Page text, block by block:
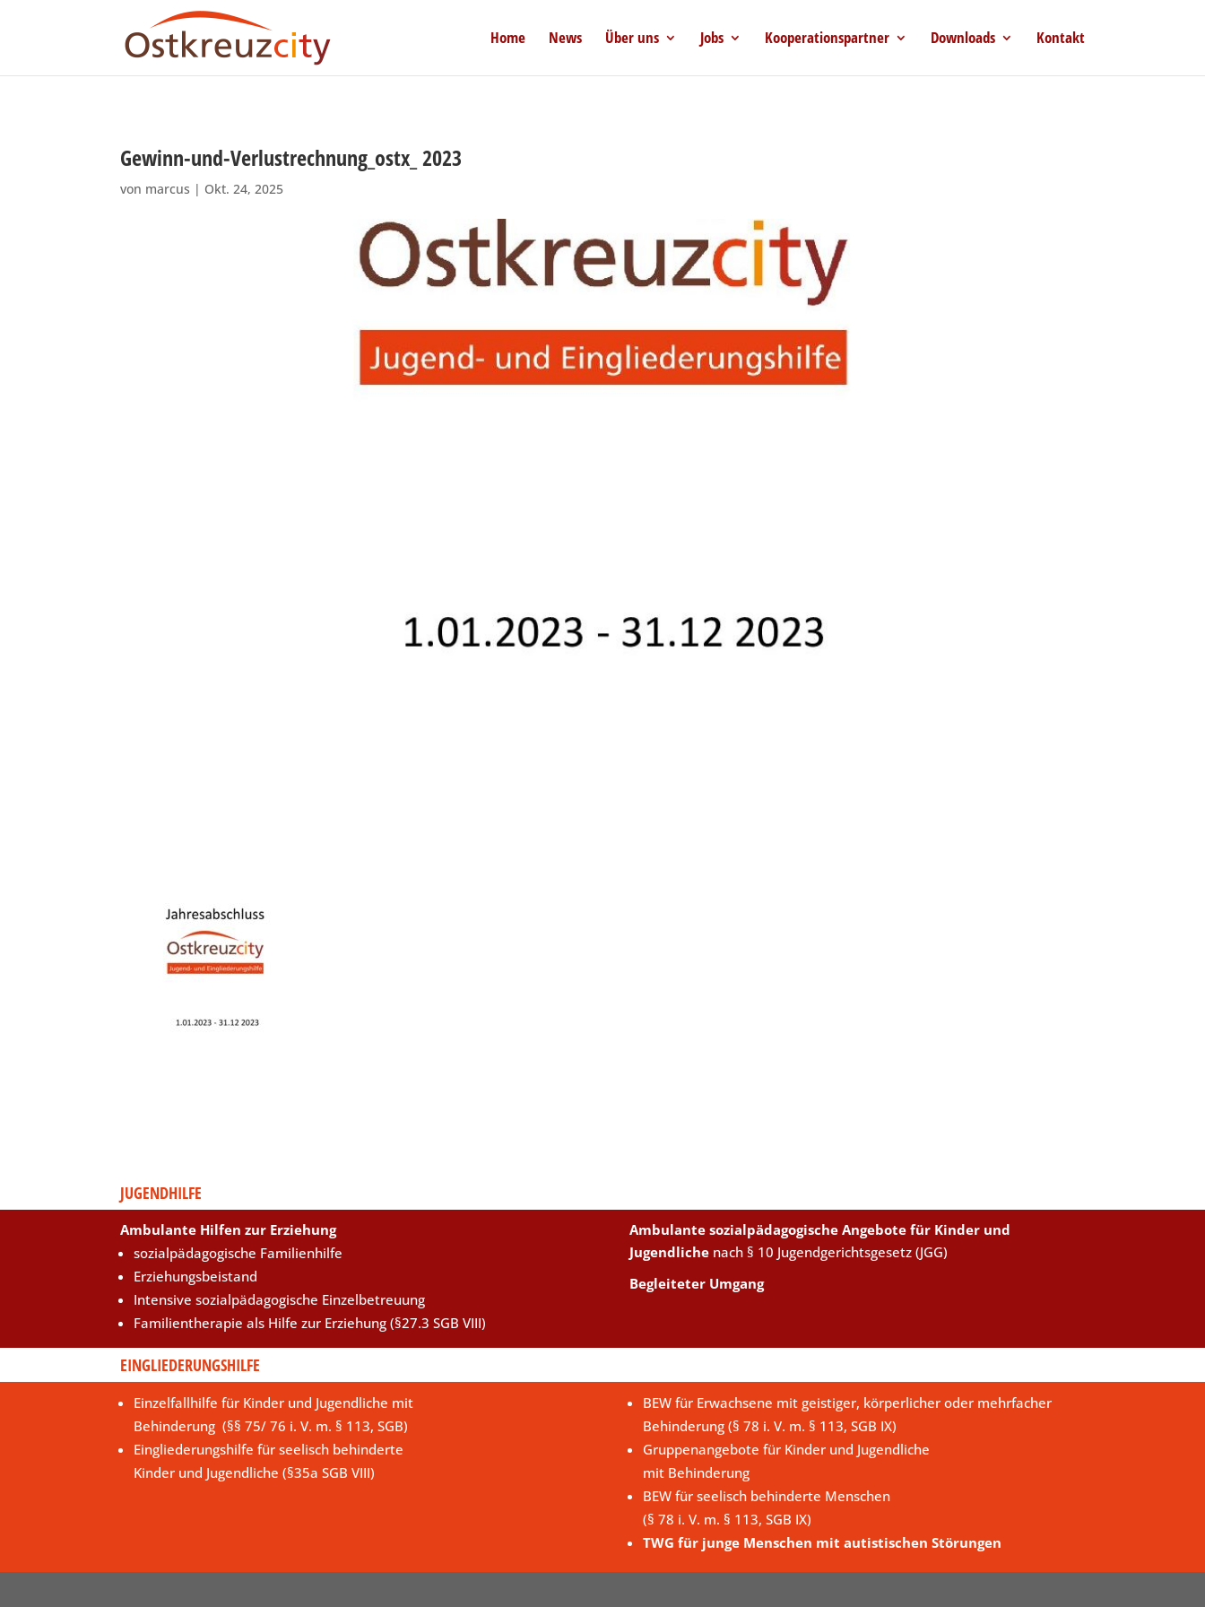
Home News Über uns Jobs Kooperationspartner Downloads Kontakt
Gewinn-und-Verlustrechnung_ostx_ 2023
von marcus | Okt. 24, 2025
JUGENDHILFE
Ambulante Hilfen zur Erziehung
sozialpädagogische Familienhilfe
Erziehungsbeistand
Intensive sozialpädagogische Einzelbetreuung
Familientherapie als Hilfe zur Erziehung (§27.3 SGB VIII)
Ambulante sozialpädagogische Angebote für Kinder und
Jugendliche nach § 10 Jugendgerichtsgesetz (JGG)
Begleiteter Umgang
EINGLIEDERUNGSHILFE
Einzelfallhilfe für Kinder und Jugendliche mit
Behinderung (§§ 75/ 76 i. V. m. § 113, SGB)
Eingliederungshilfe für seelisch behinderte
Kinder und Jugendliche (§35a SGB VIII)
BEW für Erwachsene mit geistiger, körperlicher oder mehrfacher
Behinderung (§ 78 i. V. m. § 113, SGB IX)
Gruppenangebote für Kinder und Jugendliche
mit Behinderung
BEW für seelisch behinderte Menschen
(§ 78 i. V. m. § 113, SGB IX)
TWG für junge Menschen mit autistischen Störungen